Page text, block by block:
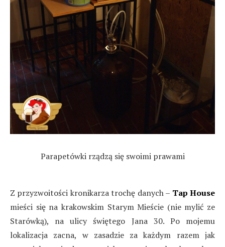
Parapetówki rządzą się swoimi prawami
Z przyzwoitości kronikarza trochę danych – Tap House
mieści się na krakowskim Starym Mieście (nie mylić ze
Starówką), na ulicy świętego Jana 30. Po mojemu
lokalizacja zacna, w zasadzie za każdym razem jak